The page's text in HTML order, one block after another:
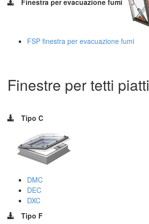
Finestra per evacuazione fumi
FSP finestra per evacuazione fumi
Finestre per tetti piatti
Tipo C
DMC
DEC
DXC
Tipo F